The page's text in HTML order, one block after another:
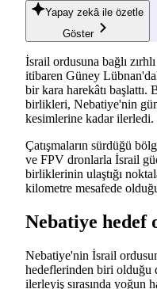
Yapay zekâ ile özetle
Göster
İsrail ordusuna bağlı
itibaren Güney
bir kara harekâtı
birlikleri, Nebatiye'nin
kesimlerine kadar ilerledi.
Çatışmaların sürdüğü
ve FPV dronlarla İsrail
birliklerinin ulaştığı
kilometre mesafede
Nebatiye hedef
Nebatiye'nin İsrail
hedeflerinden biri olduğu
ilerleyiş sırasında yoğun